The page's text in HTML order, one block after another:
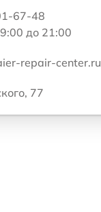
67-48
до 21:00
repair-center.ru
77